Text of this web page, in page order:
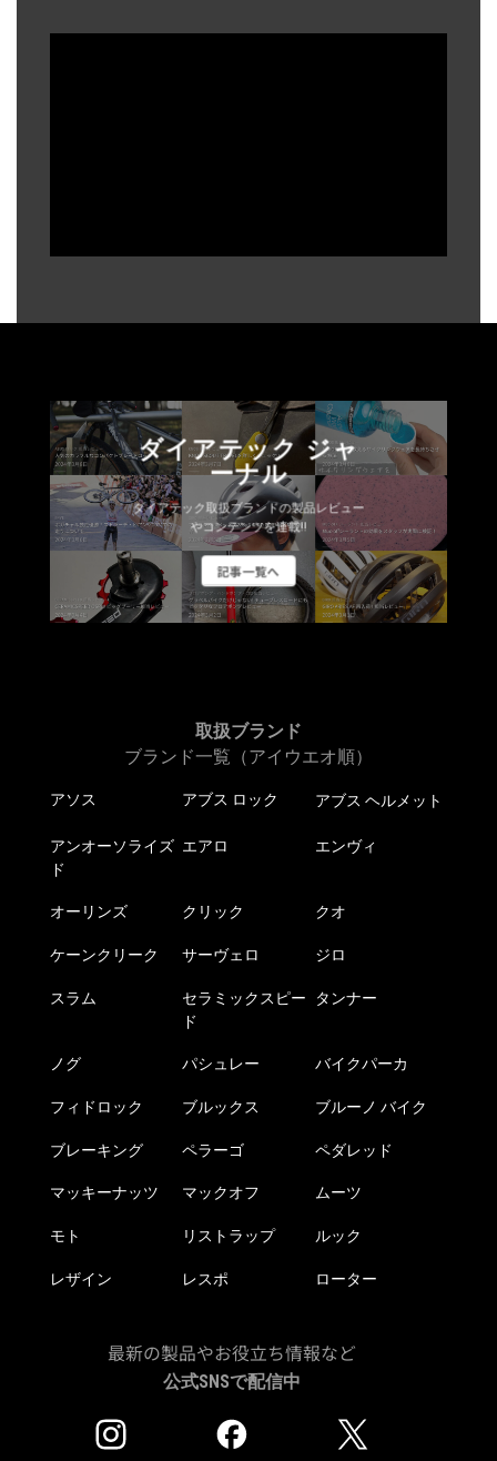
ダイアテック ジャ
ーナル
ダイアテック取扱ブランドの製品レビュー
やコンテンツを連載!!
記事一覧へ
取扱ブランド
ブランド一覧（アイウエオ順）
アソス アブス ロック アブス ヘルメット
アンオーソライズ
ド
エアロ エンヴィ
オーリンズ クリック クオ
ケーンクリーク サーヴェロ ジロ
スラム
セラミックスピー
ド
タンナー
ノグ パシュレー バイクパーカ
フィドロック ブルックス ブルーノ バイク
ブレーキング ペラーゴ ペダレッド
マッキーナッツ マックオフ ムーツ
モト リストラップ ルック
レザイン レスポ ローター
最新の製品やお役立ち情報など
公式SNSで配信中